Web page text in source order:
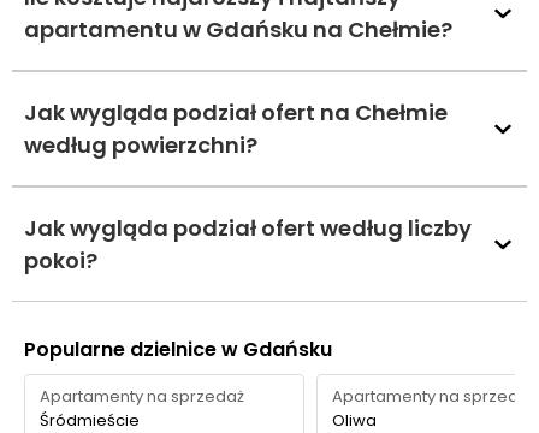
apartamentu w Gdańsku na Chełmie?
Jak wygląda podział ofert na Chełmie
według powierzchni?
Jak wygląda podział ofert według liczby
pokoi?
Popularne dzielnice w Gdańsku
Apartamenty na sprzedaż
Śródmieście
Apartamenty na sprzedaż
Oliwa